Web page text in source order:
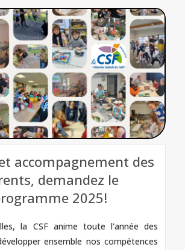
accompagnement des
demandez le
2025!
la CSF anime toute l'année des
ensemble nos compétences